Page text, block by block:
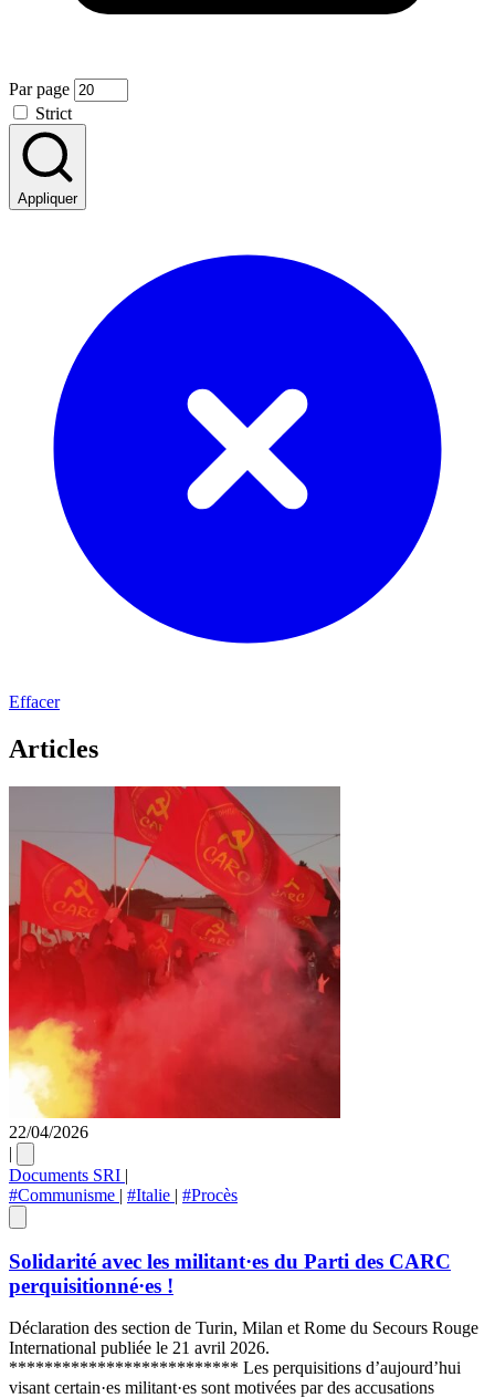
Par page
Strict
Appliquer
Effacer
Articles
22/04/2026
|
Documents SRI |
#Communisme | #Italie | #Procès
Solidarité avec les militant·es du Parti des CARC
perquisitionné·es !
Déclaration des section de Turin, Milan et Rome du Secours Rouge
International publiée le 21 avril 2026.
************************** Les perquisitions d’aujourd’hui
visant certain·es militant·es sont motivées par des accusations